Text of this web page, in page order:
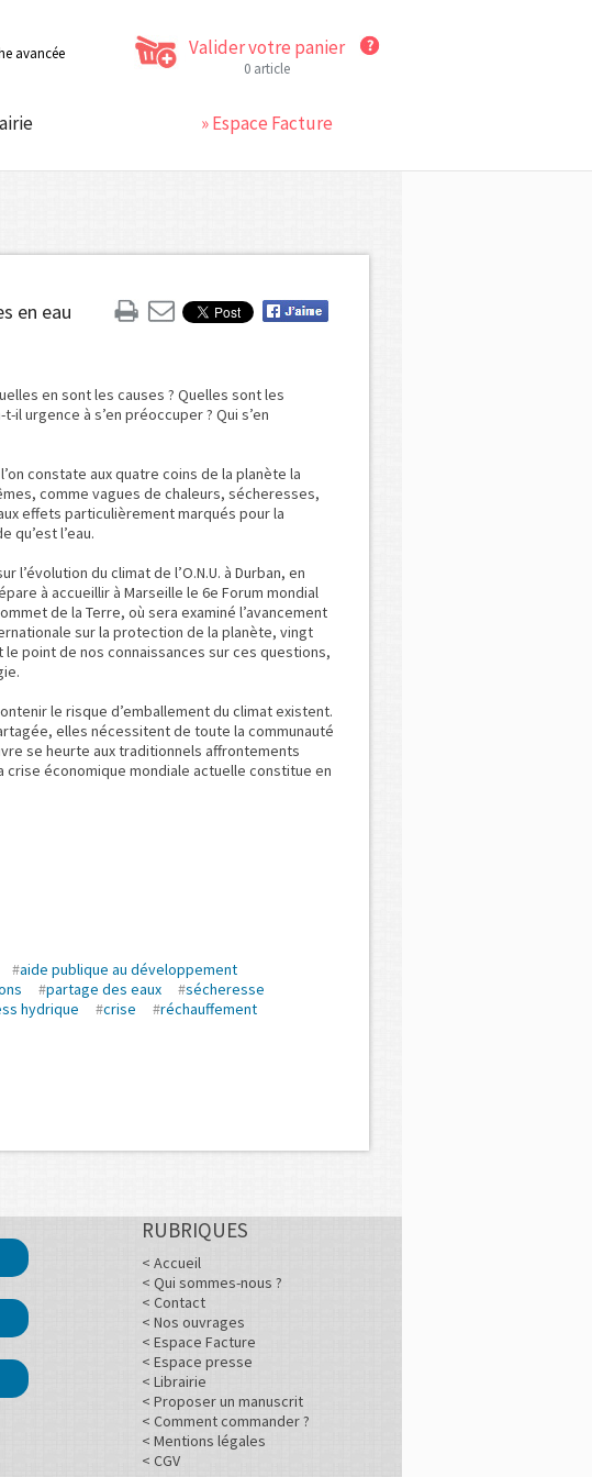
avancée Valider votre panier
0 article
» Espace Facture
en eau
en sont les causes ? Quelles sont les
urgence à s’en préoccuper ? Qui s’en
constate aux quatre coins de la planète la
comme vagues de chaleurs, sécheresses,
effets particulièrement marqués pour la
qu’est l’eau.
du climat de l’O.N.U. à Durban, en
à accueillir à Marseille le 6e Forum mondial
de la Terre, où sera examiné l’avancement
sur la protection de la planète, vingt
le point de nos connaissances sur ces questions,
le risque d’emballement du climat existent.
elles nécessitent de toute la communauté
se heurte aux traditionnels affrontements
économique mondiale actuelle constitue en
#aide publique au développement
#partage des eaux #sécheresse
hydrique #crise #réchauffement
RUBRIQUES
< Accueil
< Qui sommes-nous ?
< Contact
< Nos ouvrages
< Espace Facture
< Espace presse
< Librairie
< Proposer un manuscrit
< Comment commander ?
< Mentions légales
< CGV